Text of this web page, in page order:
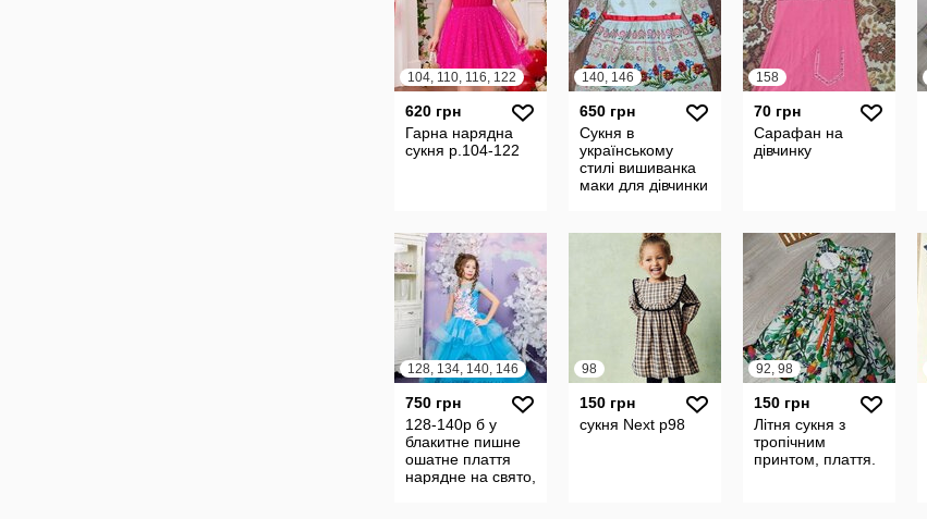
104, 110, 116, 122
620 грн
Гарна нарядна
сукня р.104-122
140, 146
650 грн
Сукня в
українському
стилі вишиванка
маки для дівчинки
158
70 грн
Сарафан на
дівчинку
128, 134, 140, 146
750 грн
128-140р б у
блакитне пишне
ошатне плаття
нарядне на свято,
98
150 грн
сукня Next р98
92, 98
150 грн
Літня сукня з
тропічним
принтом, плаття.